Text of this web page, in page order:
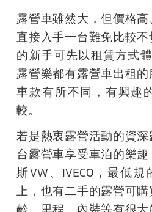
露營車雖然大，但價格
直接入手一台難免比較
的新手可先以租賃方式體
露營樂都有露營車出租
車款有所不同，有興趣
較。
若是熱衷露營活動的資
台露營車享受車泊的樂
斯VW、IVECO，最低
上，也有二手的露營可
齡、里程、內裝等有很